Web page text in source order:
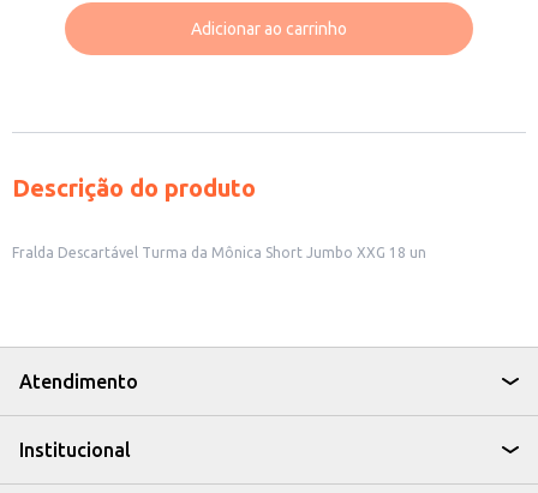
Adicionar ao carrinho
Descrição do produto
Fralda Descartável Turma da Mônica Short Jumbo XXG 18 un
Atendimento
Institucional